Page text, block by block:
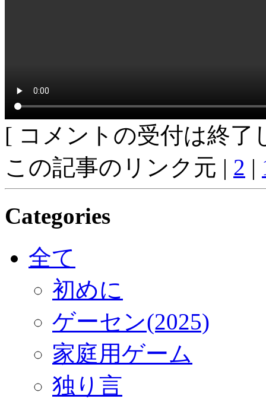
[ コメントの受付は終了
この記事のリンク元 | 2 |
Categories
全て
初めに
ゲーセン(2025)
家庭用ゲーム
独り言